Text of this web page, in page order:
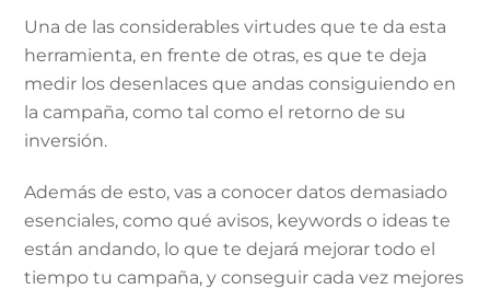
Una de las considerables virtudes que te da esta
herramienta, en frente de otras, es que te deja
medir los desenlaces que andas consiguiendo en
la campaña, como tal como el retorno de su
inversión.
Además de esto, vas a conocer datos demasiado
esenciales, como qué avisos, keywords o ideas te
están andando, lo que te dejará mejorar todo el
tiempo tu campaña, y conseguir cada vez mejores